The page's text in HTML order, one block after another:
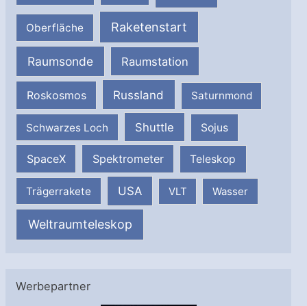
Oberfläche Raketenstart
Raumsonde Raumstation
Roskosmos Russland Saturnmond
Schwarzes Loch Shuttle Sojus
SpaceX Spektrometer Teleskop
Trägerrakete USA VLT Wasser
Weltraumteleskop
Werbepartner